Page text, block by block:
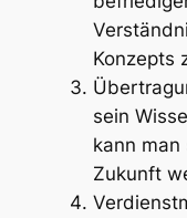
Konzepts
sein
kann man
Zukunft